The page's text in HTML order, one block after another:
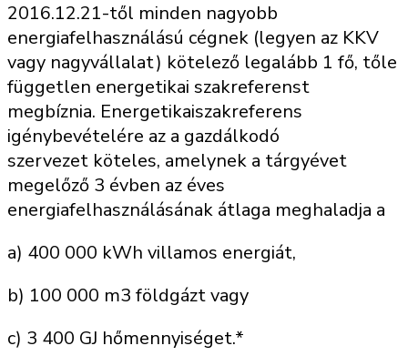
2016.12.21-től minden nagyobb
energiafelhasználású cégnek (legyen az KKV
vagy nagyvállalat) kötelező legalább 1 fő, tőle
független energetikai szakreferenst
megbíznia. Energetikaiszakreferens
igénybevételére az a gazdálkodó
szervezet köteles, amelynek a tárgyévet
megelőző 3 évben az éves
energiafelhasználásának átlaga meghaladja a
a) 400 000 kWh villamos energiát,
b) 100 000 m3 földgázt vagy
c) 3 400 GJ hőmennyiséget.*